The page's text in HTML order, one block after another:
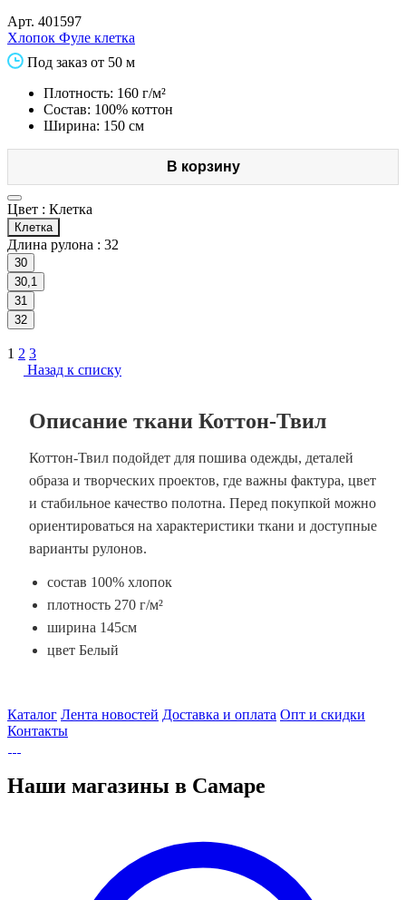
Арт. 401597
Хлопок Фуле клетка
Под заказ от 50 м
Плотность: 160 г/м²
Состав: 100% коттон
Ширина: 150 см
В корзину
Цвет : Клетка
Клетка
Длина рулона : 32
30
30,1
31
32
1 2 3
Назад к списку
Описание ткани Коттон-Твил
Коттон-Твил подойдет для пошива одежды, деталей
образа и творческих проектов, где важны фактура, цвет
и стабильное качество полотна. Перед покупкой можно
ориентироваться на характеристики ткани и доступные
варианты рулонов.
состав 100% хлопок
плотность 270 г/м²
ширина 145см
цвет Белый
Каталог Лента новостей Доставка и оплата Опт и скидки
Контакты
Наши магазины в Самаре